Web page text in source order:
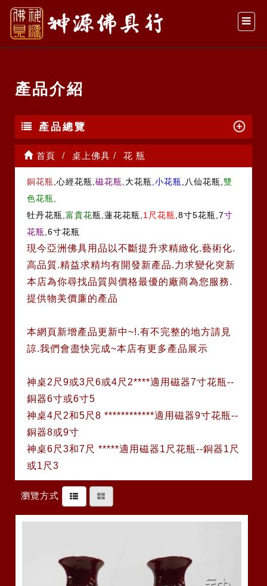
產品介紹
產品總覽
首頁 桌上佛具 花 瓶
銅花瓶 ,心經花瓶, 磁花瓶, 大花瓶 ,小花瓶 ,八仙花瓶, 雙
色花瓶,
牡丹花瓶, 富貴花瓶,蓮花花瓶, 1尺花瓶 ,8寸5花瓶,7寸
花瓶 ,6寸花瓶
現今亞洲佛具用品以不斷提升求精緻化.藝術化.
高品質.精益求精均有開發新產品.力求變化突新
本店為你尋找品質與價格最優的廠商為您服務.
提供物美價廉的產品
本網頁新增產品更新中~!.有不完整的地方請見
諒.我們會盡快完成~本店有更多產品展示
神桌2尺9或3尺6或4尺2****適用磁器7寸花瓶--
銅器6寸或6寸5
神桌4尺2和5尺8 ************適用磁器9寸花瓶--
銅器8或9寸
神桌6尺3和7尺 *****適用磁器1尺花瓶--銅器1尺
或1尺3
瀏覽方式